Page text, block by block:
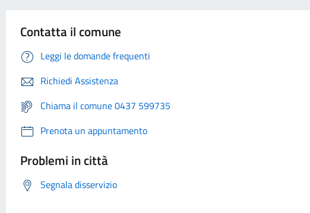
Contatta il comune
Leggi le domande frequenti
Richiedi Assistenza
Chiama il comune 0437 599735
Prenota un appuntamento
Problemi in città
Segnala disservizio